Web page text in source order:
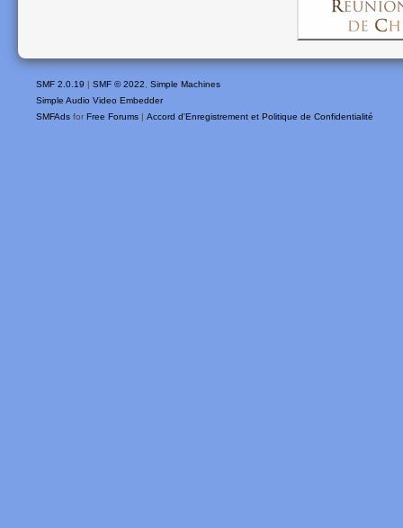
SMF 2.0.19 | SMF © 2022
Simple Machines
Simple Audio Video Embedder
SMFAds for Free Forums | Accord d'Enregistrement et Politique de Confidentialité